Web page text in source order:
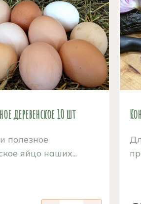
деревенское 10 шт
полезное
яйцо наших...